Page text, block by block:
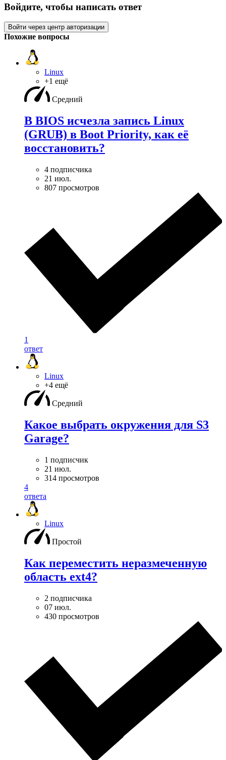
Войдите, чтобы написать ответ
Войти через центр авторизации
Похожие вопросы
Linux
+1 ещё
Средний
В BIOS исчезла запись Linux
(GRUB) в Boot Priority, как её
восстановить?
4 подписчика
21 июл.
807 просмотров
1
ответ
Linux
+4 ещё
Средний
Какое выбрать окружения для S3
Garage?
1 подписчик
21 июл.
314 просмотров
4
ответа
Linux
Простой
Как переместить неразмеченную
область ext4?
2 подписчика
07 июл.
430 просмотров